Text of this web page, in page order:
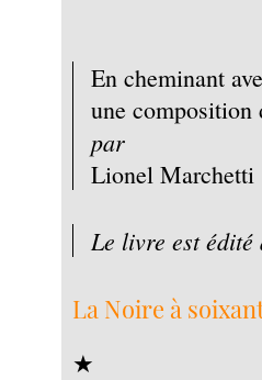
En cheminant
une composition
par
Lionel Marchetti
Le livre est édité
La Noire à
★